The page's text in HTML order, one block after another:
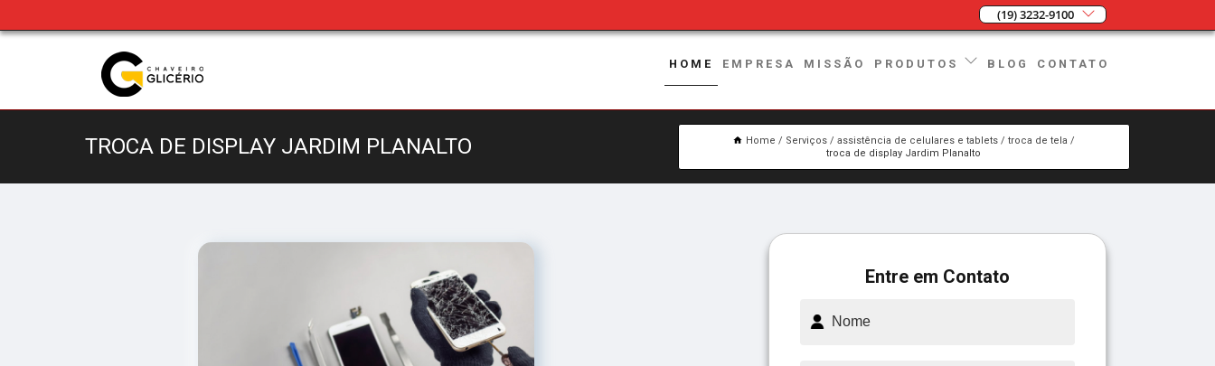
(19) 3232-9100
HOME EMPRESA MISSÃO PRODUTOS BLOG CONTATO
TROCA DE DISPLAY JARDIM PLANALTO Home Serviços assistência de celulares e tablets
troca de tela
troca de display Jardim Planalto
Entre em Contato